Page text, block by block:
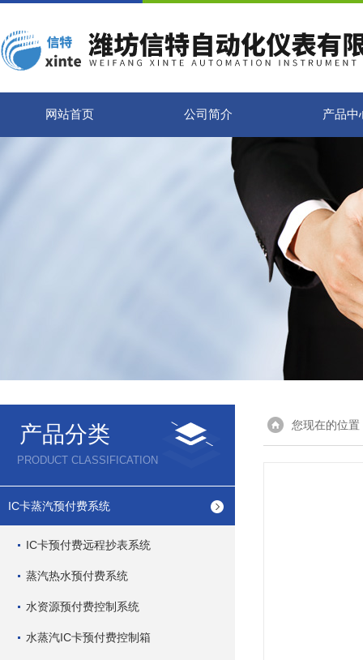
网站首页 公司简介 产品中
产品分类
PRODUCT CLASSIFICATION
IC卡蒸汽预付费系统
IC卡预付费远程抄表系统
蒸汽热水预付费系统
水资源预付费控制系统
水蒸汽IC卡预付费控制箱
您现在的位置